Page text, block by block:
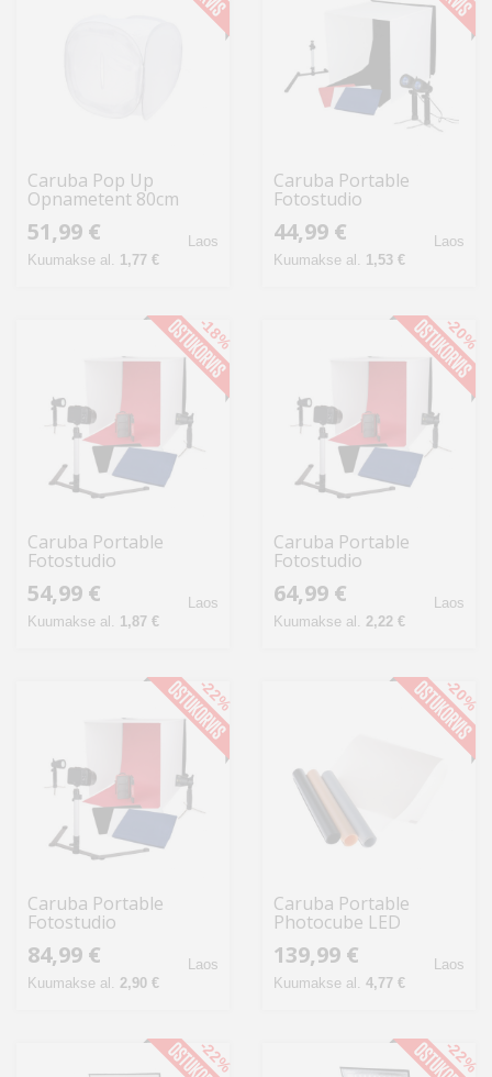
Caruba Pop Up
Opnametent 80cm
51,99 €
Kuumakse al. 1,77 €
Laos
Caruba Portable
Fotostudio
Halogeen Lampen
44,99 €
Kuumakse al. 1,53 €
Laos
Caruba Portable
Fotostudio
LED Lampen
54,99 €
Kuumakse al. 1,87 €
Laos
-18%
Caruba Portable
Fotostudio
LED Lampen
64,99 €
Kuumakse al. 2,22 €
Laos
-20%
Caruba Portable
Fotostudio
LED Lampen
84,99 €
Kuumakse al. 2,90 €
Laos
-22%
Caruba Portable
Photocube LED
Dimbaar
139,99 €
Kuumakse al. 4,77 €
Laos
-20%
-22% -22%